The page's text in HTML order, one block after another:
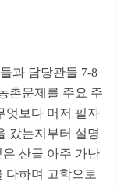
과 담당관들 7-8
촌문제를 주요 주
엇보다 머저 필자
갔는지부터 설명
산골 아주 가난
다하며 고학으로